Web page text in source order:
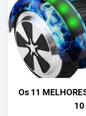
Os 11